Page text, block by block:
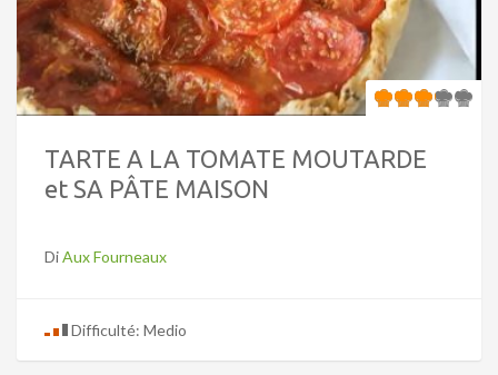
TARTE A LA TOMATE MOUTARDE
et SA PÂTE MAISON
DiAux Fourneaux
Difficulté: Medio